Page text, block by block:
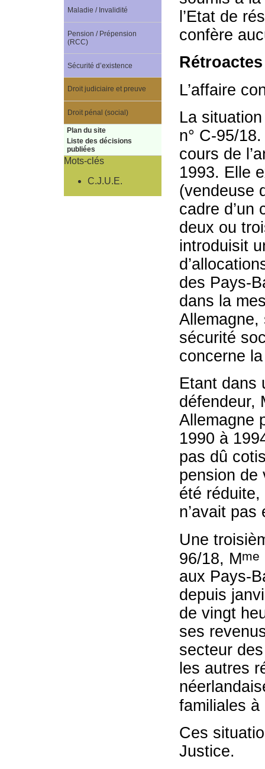
l’Etat de
confère
Rétroactes
L’affaire
La
n° C-95/
cours de
1993. Elle
(vendeuse
cadre d’un
deux ou
introduisit
des Pays-
dans la
Allemagne,
sécurité
concerne
Etant dans
défendeur,
Allemagne
1990 à
pas dû
pension de
été
n’avait
Une
96/18, Mme
aux Pays-
depuis
de vingt
ses
secteur
les autres
familiales à
Ces
Justice.
Maladie / Invalidité
Pension / Prépension
(RCC)
Sécurité d’existence
Droit judiciaire et preuve
Droit pénal (social)
Plan du site
Liste des décisions
publiées
Mots-clés
C.J.U.E.